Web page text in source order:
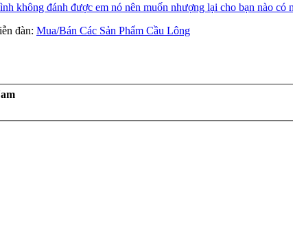
không đánh được em nó nên muốn nhượng lại cho bạn nào
đàn: Mua/Bán Các Sản Phẩm Cầu Lông